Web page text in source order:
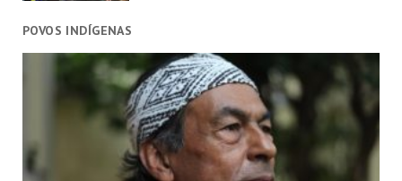
POVOS INDÍGENAS